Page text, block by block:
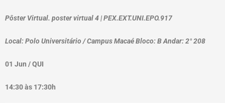
Pôster Virtual. poster virtual 4 | PEX.EXT.UNI.EPO.917
Local: Polo Universitário / Campus Macaé Bloco: B Andar: 2° 208
01 Jun / QUI
14:30 às 17:30h